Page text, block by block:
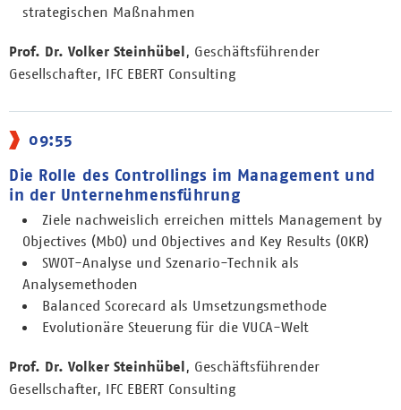
strategischen Maßnahmen
Prof. Dr. Volker Steinhübel, Geschäftsführender
Gesellschafter, IFC EBERT Consulting
09:55
Die Rolle des Controllings im Management und
in der Unternehmensführung
Ziele nachweislich erreichen mittels Management by
Objectives (MbO) und Objectives and Key Results (OKR)
SWOT-Analyse und Szenario-Technik als
Analysemethoden
Balanced Scorecard als Umsetzungsmethode
Evolutionäre Steuerung für die VUCA-Welt
Prof. Dr. Volker Steinhübel, Geschäftsführender
Gesellschafter, IFC EBERT Consulting